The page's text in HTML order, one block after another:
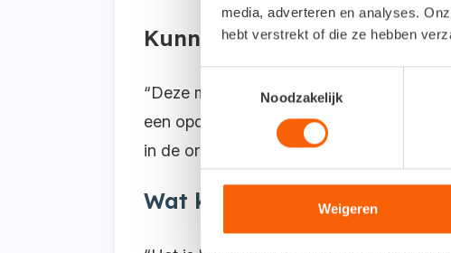
media, adverteren en analyses.
hebt verstrekt of die ze hebben
Noodzakelijk
Weigeren
Kunnen mensen die
“Deze masterclasses bieden veel meer,
een opdracht voor te bereiden. Ze
in de organisaties en direct toepasbare
Wat kunnen deelnemers na